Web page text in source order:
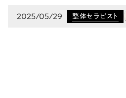
2025/05/29 整体セラピスト